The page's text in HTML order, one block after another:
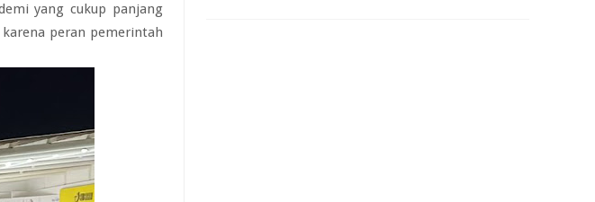
yang cukup panjang
karena peran pemerintah